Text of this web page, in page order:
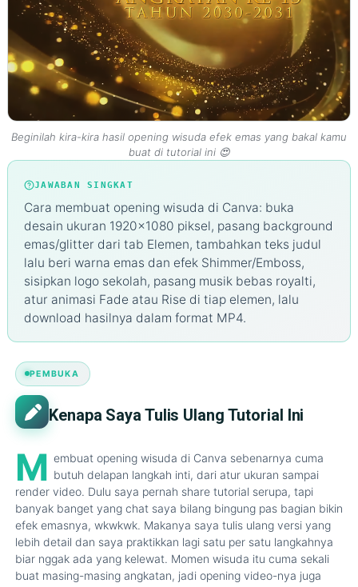
Banget
buat
Pemula!
✨
Beginilah kira-kira hasil opening wisuda efek emas yang bakal kamu
buat di tutorial ini 😍
JAWABAN SINGKAT
Cara membuat opening wisuda di Canva: buka
desain ukuran 1920x1080 piksel, pasang background
emas/glitter dari tab Elemen, tambahkan teks judul
lalu beri warna emas dan efek Shimmer/Emboss,
sisipkan logo sekolah, pasang musik bebas royalti,
atur animasi Fade atau Rise di tiap elemen, lalu
download hasilnya dalam format MP4.
PEMBUKA
Kenapa Saya Tulis Ulang Tutorial Ini
M embuat opening wisuda di Canva sebenarnya cuma
butuh delapan langkah inti, dari atur ukuran sampai
render video. Dulu saya pernah share tutorial serupa, tapi
banyak banget yang chat saya bilang bingung pas bagian bikin
efek emasnya, wkwkwk. Makanya saya tulis ulang versi yang
lebih detail dan saya praktikkan lagi satu per satu langkahnya
biar nggak ada yang kelewat. Momen wisuda itu cuma sekali
buat masing-masing angkatan, jadi opening video-nya juga